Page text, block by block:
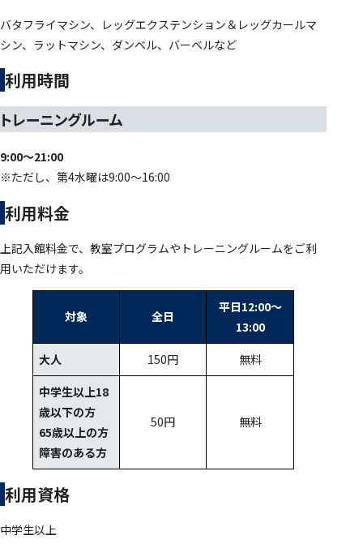
バタフライマシン、レッグエクステンション＆レッグカールマ
シン、ラットマシン、ダンベル、バーベルなど
利用時間
トレーニングルーム
9:00～21:00
※ただし、第4水曜は9:00～16:00
利用料金
上記入館料金で、教室プログラムやトレーニングルームをご利
用いただけます。
対象 全日
平日12:00～
13:00
大人
150円
無料
中学生以上18
歳以下の方
65歳以上の方
障害のある方
50円 無料
利用資格
中学生以上